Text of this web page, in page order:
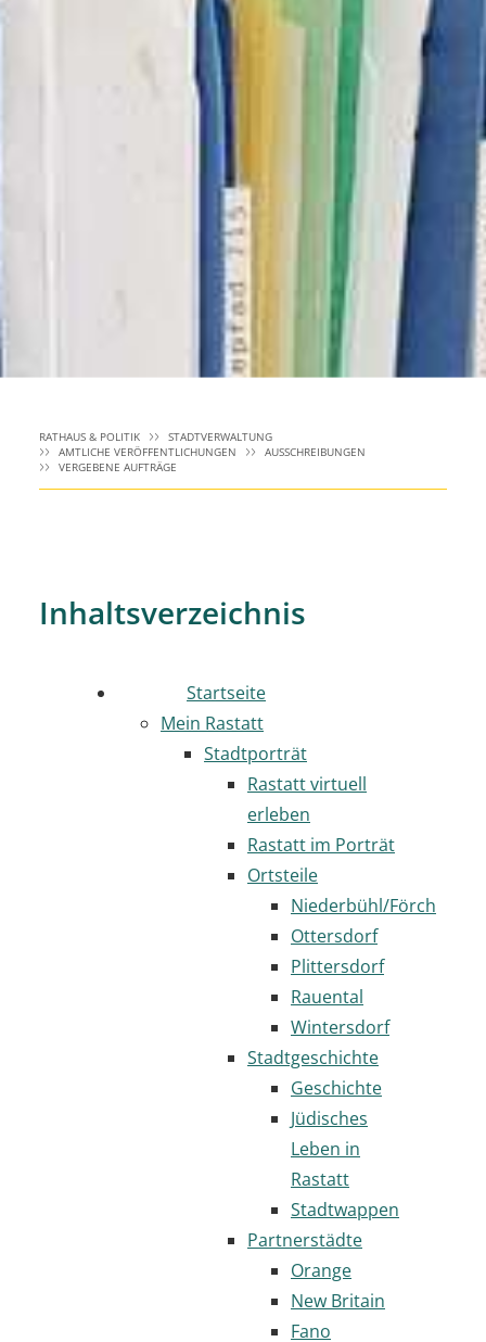
RATHAUS & POLITIK
STADTVERWALTUNG
AMTLICHE VERÖFFENTLICHUNGEN
AUSSCHREIBUNGEN
VERGEBENE AUFTRÄGE
Inhaltsverzeichnis
Startseite
Mein Rastatt
Stadtporträt
Rastatt virtuell
erleben
Rastatt im Porträt
Ortsteile
Niederbühl/Förch
Ottersdorf
Plittersdorf
Rauental
Wintersdorf
Stadtgeschichte
Geschichte
Jüdisches
Leben in
Rastatt
Stadtwappen
Partnerstädte
Orange
New Britain
Fano